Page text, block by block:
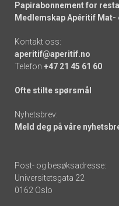
Papirabonnement for
Medlemskap Apéritif Mat-
Kontakt oss:
aperitif@aperitif.no
Telefon +47 21 45 61 60
Ofte stilte spørsmål
Nyhetsbrev:
Meld deg på våre
Post- og besøksadresse:
Universitetsgata 22
0162 Oslo